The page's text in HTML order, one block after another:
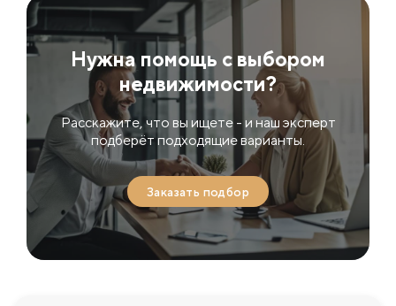
Нужна помощь с выбором
недвижимости?
Расскажите, что вы ищете - и наш эксперт
подберёт подходящие варианты.
Заказать подбор